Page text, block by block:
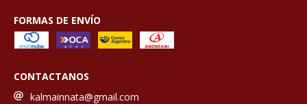
FORMAS DE ENVÍO
CONTACTANOS
kalmainnata@gmail.com